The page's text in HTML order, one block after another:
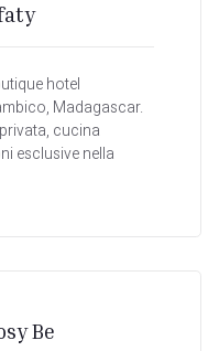
hotel
Madagascar.
cucina
esclusive nella
Be